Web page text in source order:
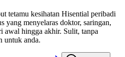
tetamu kesihatan Hisential peribadi
yang menyelaras doktor, saringan,
awal hingga akhir. Sulit, tanpa
untuk anda.